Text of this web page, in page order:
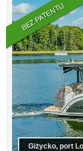
BEZ PATENTU
Giżycko, port